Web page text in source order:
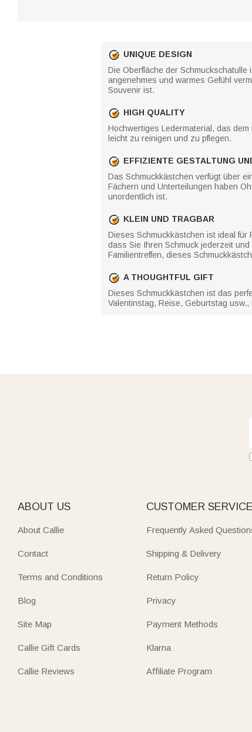
UNIQUE DESIGN
Die Oberfläche der
angenehmes und warmes Gefühl
Souvenir ist.
HIGH QUALITY
Hochwertiges Ledermaterial, das
leicht zu reinigen und zu pflegen.
EFFIZIENTE GESTALTUNG
Das Schmuckkästchen verfügt über
Fächern und Unterteilungen haben
unordentlich ist.
KLEIN UND TRAGBAR
Dieses Schmuckkästchen ist ideal für
dass Sie Ihren Schmuck jederzeit
Familientreffen, dieses
A THOUGHTFUL GIFT
Dieses Schmuckkästchen ist das
Valentinstag, Reise, Geburtstag
ABOUT US
About Callie
Contact
Terms and Conditions
Blog
Site Map
Callie Gift Cards
Callie Reviews
CUSTOMER SERVICE
Frequently Asked
Shipping & Delivery
Return Policy
Privacy
Payment Methods
Klarna
Affiliate Program